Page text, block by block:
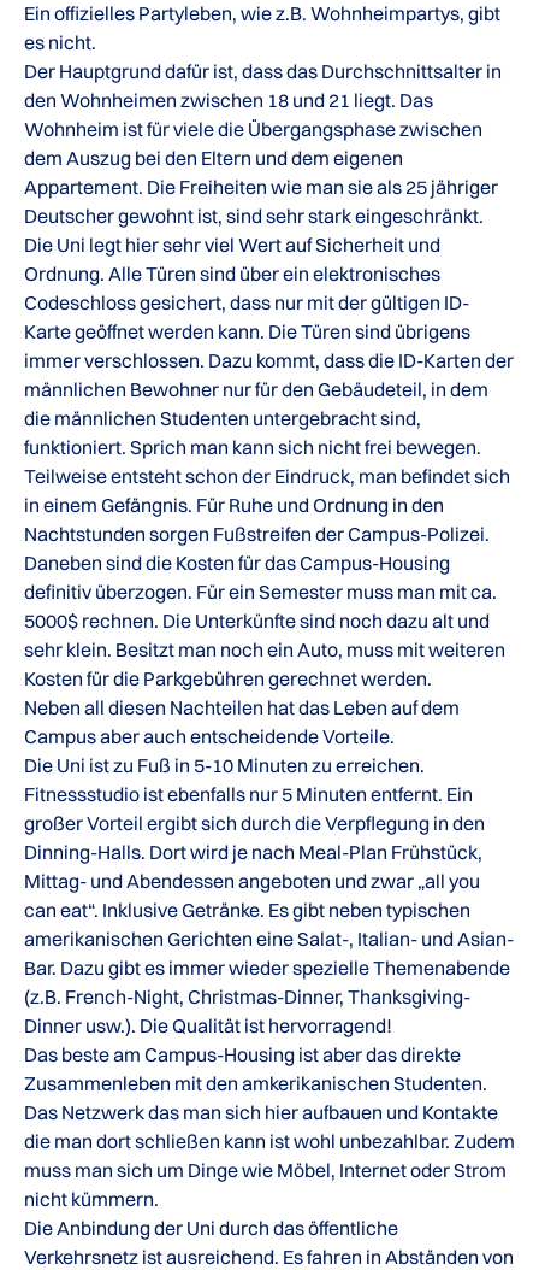
Ein offizielles Partyleben, wie z.B. Wohnheimpartys, gibt
es nicht.
Der Hauptgrund dafür ist, dass das Durchschnittsalter in
den Wohnheimen zwischen 18 und 21 liegt. Das
Wohnheim ist für viele die Übergangsphase zwischen
dem Auszug bei den Eltern und dem eigenen
Appartement. Die Freiheiten wie man sie als 25 jähriger
Deutscher gewohnt ist, sind sehr stark eingeschränkt.
Die Uni legt hier sehr viel Wert auf Sicherheit und
Ordnung. Alle Türen sind über ein elektronisches
Codeschloss gesichert, dass nur mit der gültigen ID-
Karte geöffnet werden kann. Die Türen sind übrigens
immer verschlossen. Dazu kommt, dass die ID-Karten der
männlichen Bewohner nur für den Gebäudeteil, in dem
die männlichen Studenten untergebracht sind,
funktioniert. Sprich man kann sich nicht frei bewegen.
Teilweise entsteht schon der Eindruck, man befindet sich
in einem Gefängnis. Für Ruhe und Ordnung in den
Nachtstunden sorgen Fußstreifen der Campus-Polizei.
Daneben sind die Kosten für das Campus-Housing
definitiv überzogen. Für ein Semester muss man mit ca.
5000$ rechnen. Die Unterkünfte sind noch dazu alt und
sehr klein. Besitzt man noch ein Auto, muss mit weiteren
Kosten für die Parkgebühren gerechnet werden.
Neben all diesen Nachteilen hat das Leben auf dem
Campus aber auch entscheidende Vorteile.
Die Uni ist zu Fuß in 5-10 Minuten zu erreichen.
Fitnessstudio ist ebenfalls nur 5 Minuten entfernt. Ein
großer Vorteil ergibt sich durch die Verpflegung in den
Dinning-Halls. Dort wird je nach Meal-Plan Frühstück,
Mittag- und Abendessen angeboten und zwar „all you
can eat“. Inklusive Getränke. Es gibt neben typischen
amerikanischen Gerichten eine Salat-, Italian- und Asian-
Bar. Dazu gibt es immer wieder spezielle Themenabende
(z.B. French-Night, Christmas-Dinner, Thanksgiving-
Dinner usw.). Die Qualität ist hervorragend!
Das beste am Campus-Housing ist aber das direkte
Zusammenleben mit den amkerikanischen Studenten.
Das Netzwerk das man sich hier aufbauen und Kontakte
die man dort schließen kann ist wohl unbezahlbar. Zudem
muss man sich um Dinge wie Möbel, Internet oder Strom
nicht kümmern.
Die Anbindung der Uni durch das öffentliche
Verkehrsnetz ist ausreichend. Es fahren in Abständen von